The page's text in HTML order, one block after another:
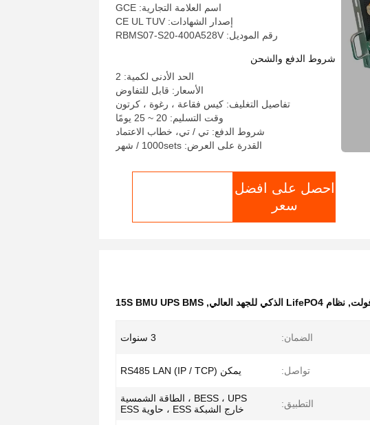
اسم العلامة التجارية: GCE
إصدار الشهادات: CE UL TUV
رقم الموديل: RBMS07-S20-400A528V
شروط الدفع والشحن
الحد الأدنى لكمية: 2
الأسعار: قابل للتفاوض
تفاصيل التغليف: كيس فقاعة ، رغوة ، كرتون
وقت التسليم: 20 ~ 25 يومًا
شروط الدفع: تي / تي، خطاب الاعتماد
القدرة على العرض: 1000sets / شهر
احصل على افضل
سعر
, نظام LifePO4 الذكي للجهد العالي ,
15S BMU UPS BMS
الضمان: 3 سنوات
تواصل: يمكن RS485 LAN (IP / TCP)
التطبيق:
BESS ، UPS ، الطاقة الشمسية
خارج الشبكة ESS ، حاوية ESS